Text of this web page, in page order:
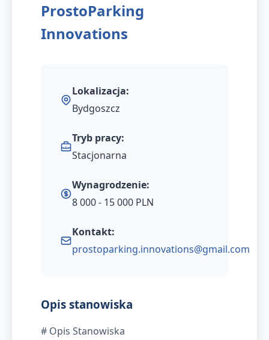
ProstoParking
Innovations
Lokalizacja:
Bydgoszcz
Tryb pracy:
Stacjonarna
Wynagrodzenie:
8 000 - 15 000 PLN
Kontakt:
prostoparking.innovations@gmail.com
Opis stanowiska
# Opis Stanowiska